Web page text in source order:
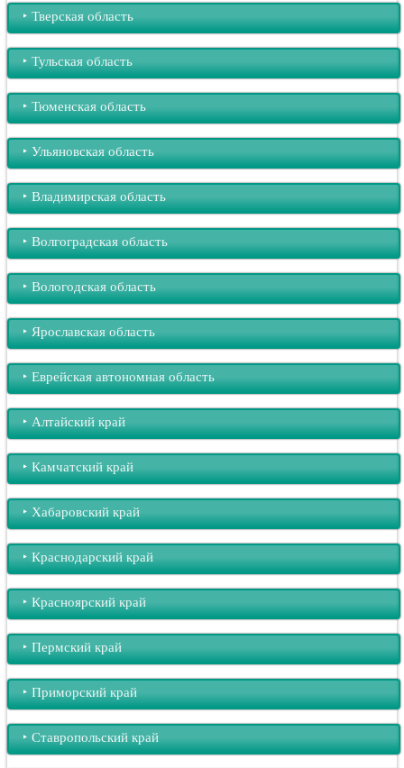
‣︎ Тверская область
‣︎ Тульская область
‣︎ Тюменская область
‣︎ Ульяновская область
‣︎ Владимирская область
‣︎ Волгоградская область
‣︎ Вологодская область
‣︎ Ярославская область
‣︎ Еврейская автономная область
‣︎ Алтайский край
‣︎ Камчатский край
‣︎ Хабаровский край
‣︎ Краснодарский край
‣︎ Красноярский край
‣︎ Пермский край
‣︎ Приморский край
‣︎ Ставропольский край